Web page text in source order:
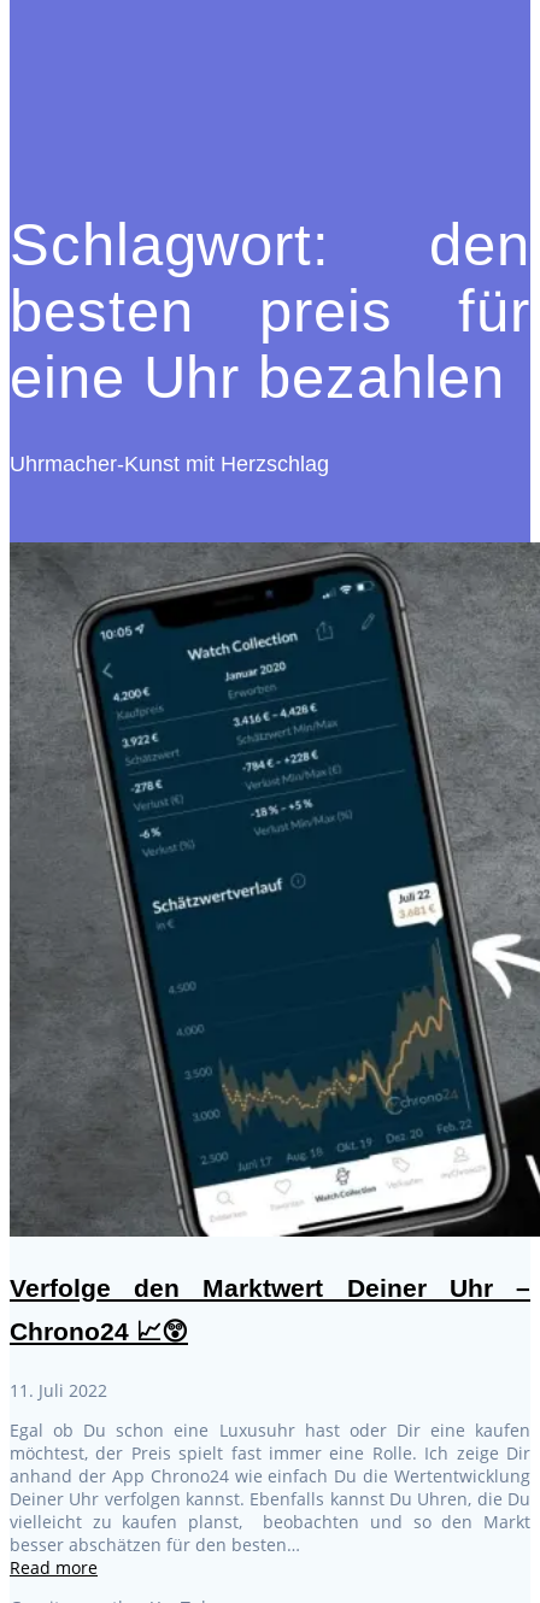
Schlagwort: den
besten preis für
eine Uhr bezahlen
Uhrmacher-Kunst mit Herzschlag
Verfolge den Marktwert Deiner Uhr –
Chrono24 📈😲
11. Juli 2022
Egal ob Du schon eine Luxusuhr hast oder Dir eine kaufen
möchtest, der Preis spielt fast immer eine Rolle. Ich zeige Dir
anhand der App Chrono24 wie einfach Du die Wertentwicklung
Deiner Uhr verfolgen kannst. Ebenfalls kannst Du Uhren, die Du
vielleicht zu kaufen planst, beobachten und so den Markt
besser abschätzen für den besten…
Read more